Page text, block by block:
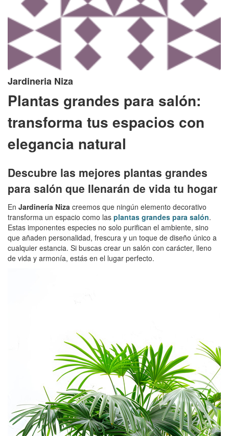
Jardineria Niza
Plantas grandes para salón:
transforma tus espacios con
elegancia natural
Descubre las mejores plantas grandes
para salón que llenarán de vida tu hogar
En Jardinería Niza creemos que ningún elemento decorativo
transforma un espacio como las plantas grandes para salón.
Estas imponentes especies no solo purifican el ambiente, sino
que añaden personalidad, frescura y un toque de diseño único a
cualquier estancia. Si buscas crear un salón con carácter, lleno
de vida y armonía, estás en el lugar perfecto.